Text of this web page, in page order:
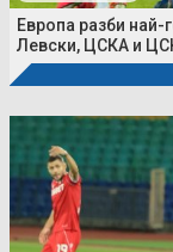
Европа разби
Левски, ЦСКА и